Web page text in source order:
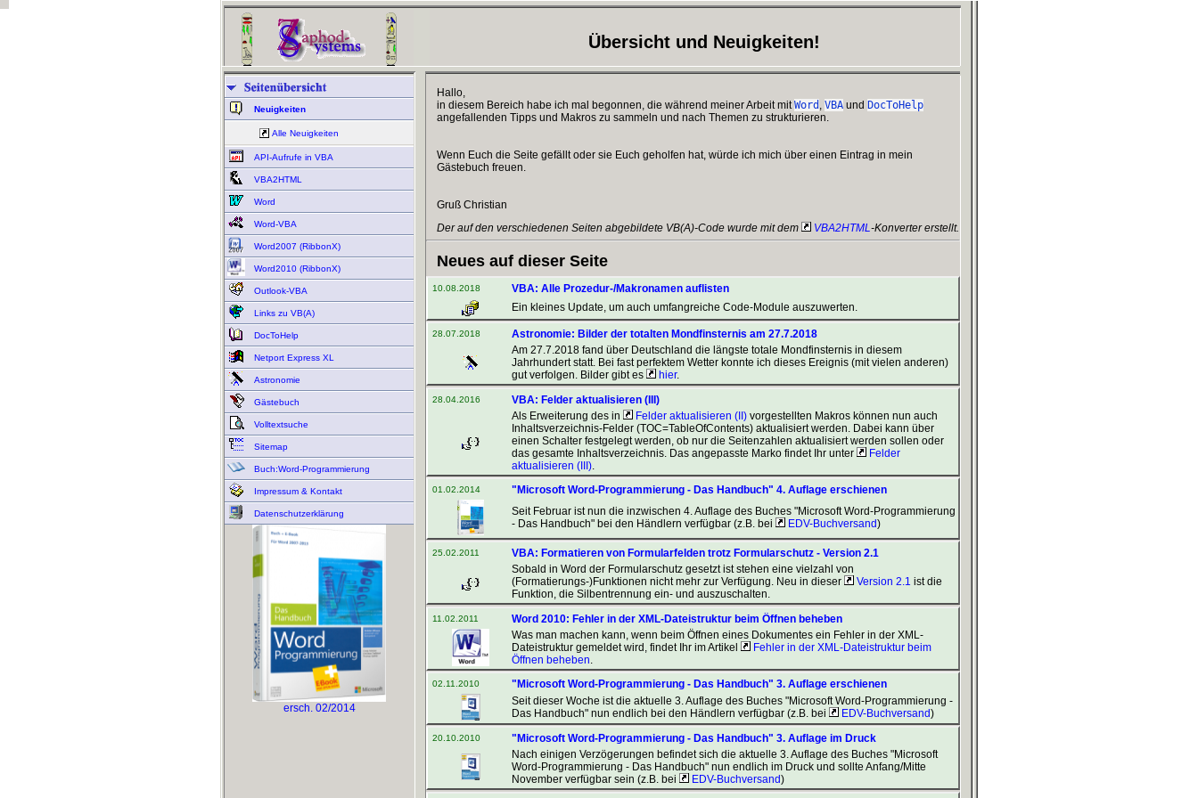
Übersicht und Neuigkeiten!
Neuigkeiten
Alle Neuigkeiten
API-Aufrufe in VBA
VBA2HTML
Word
Word-VBA
Word2007 (RibbonX)
Word2010 (RibbonX)
Outlook-VBA
Links zu VB(A)
DocToHelp
Netport Express XL
Astronomie
Gästebuch
Volltextsuche
Sitemap
Buch:Word-Programmierung
Impressum & Kontakt
Datenschutzerklärung
ersch. 02/2014
Hallo,
in diesem Bereich habe ich mal begonnen, die während meiner Arbeit mitWord , VBA und DocToHelp
angefallenden Tipps und Makros zu sammeln und nach Themen zu strukturieren.
Wenn Euch die Seite gefällt oder sie Euch geholfen hat, würde ich mich über einen Eintrag in mein
Gästebuch freuen.
Gruß Christian
Der auf den verschiedenen Seiten abgebildete VB(A)-Code wurde mit dem
VBA2HTML-Konverter erstellt.
Neues auf dieser Seite
10.08.2018
VBA: Alle Prozedur-/Makronamen auflisten
Ein kleines Update, um auch umfangreiche Code-Module auszuwerten.
28.07.2018
Astronomie: Bilder der totalten Mondfinsternis am 27.7.2018
Am 27.7.2018 fand über Deutschland die längste totale Mondfinsternis in diesem
Jahrhundert statt. Bei fast perfektem Wetter konnte ich dieses Ereignis (mit vielen anderen)
gut verfolgen. Bilder gibt es
hier.
28.04.2016
VBA: Felder aktualisieren (III)
Als Erweiterung des in
Felder aktualisieren (II) vorgestellten Makros können nun auch
Inhaltsverzeichnis-Felder (TOC=TableOfContents) aktualisiert werden. Dabei kann über
einen Schalter festgelegt werden, ob nur die Seitenzahlen aktualisiert werden sollen oder
das gesamte Inhaltsverzeichnis. Das angepasste Marko findet Ihr unter
Felder
aktualisieren (III)
01.02.2014
"Microsoft Word-Programmierung - Das Handbuch" 4. Auflage erschienen
Seit Februar ist nun die inzwischen 4. Auflage des Buches "Microsoft Word-Programmierung
- Das Handbuch" bei den Händlern verfügbar (z.B. bei
EDV-Buchversand)
25.02.2011
VBA: Formatieren von Formularfelden trotz Formularschutz - Version 2.1
Sobald in Word der Formularschutz gesetzt ist stehen eine vielzahl von
(Formatierungs-)Funktionen nicht mehr zur Verfügung. Neu in dieser
Version 2.1 ist die Funktion, die Silbentrennung ein- und auszuschalten.
11.02.2011
Word 2010: Fehler in der XML-Dateistruktur beim Öffnen beheben
Was man machen kann, wenn beim Öffnen eines Dokumentes ein Fehler in der XML-
Dateistruktur gemeldet wird, findet Ihr im Artikel
Fehler in der XML-Dateistruktur beim
Öffnen beheben
02.11.2010
"Microsoft Word-Programmierung - Das Handbuch" 3. Auflage erschienen
Seit dieser Woche ist die aktuelle 3. Auflage des Buches "Microsoft Word-Programmierung -
Das Handbuch" nun endlich bei den Händlern verfügbar (z.B. bei
EDV-Buchversand)
20.10.2010
"Microsoft Word-Programmierung - Das Handbuch" 3. Auflage im Druck
Nach einigen Verzögerungen befindet sich die aktuelle 3. Auflage des Buches "Microsoft
Word-Programmierung - Das Handbuch" nun endlich im Druck und sollte Anfang/Mitte
November verfügbar sein (z.B. bei
EDV-Buchversand)